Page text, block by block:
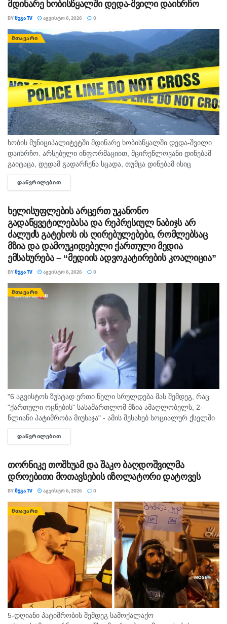
მდინარე ხობისწყალში დედა-შვილი დაიხრჩო
BYᲛᲔᲒᲐ TV ᲐᲒᲕᲘᲡᲢᲝ 6, 2026 0
ᲛᲗᲐᲕᲐᲠᲘ
ხობის მუნიციპალიტეტში მდინარე ხობისწყალში დედა-შვილი
დაიხრჩო. არსებული ინფორმაციით, მცირეწლოვანი დინებამ
გაიტაცა, დედამ გადარჩენა სცადა, თუმცა დინებამ ისიც
გაიტაცა. ბავშვის ცხედარი ადგილობრივმა იპოვა და
მდინარიდან ამოასვენა. დედის სამძებრო-სამაშველო
ᲓᲐᲬᲕᲠᲘᲚᲔᲑᲘᲗ
ხელისუფლების არცერთ უკანონო
გადაწყვეტილებასა და რეპრესიულ ნაბიჯს არ
ძალუძს გატეხოს ის ღირებულებები, რომლებსაც
მზია და დამოუკიდებელი ქართული მედია
ემსახურება – “მედიის ადვოკატირების კოალიცია”
BYᲛᲔᲒᲐ TV ᲐᲒᲕᲘᲡᲢᲝ 6, 2026 0
ᲛᲗᲐᲕᲐᲠᲘ
"6 აგვისტოს ზუსტად ერთი წელი სრულდება მას შემდეგ, რაც
"ქართული ოცნების" სასამართლომ მზია ამაღლობელს, 2-
წლიანი პატიმრობა მიუსაჯა" - ამის შესახებ სოციალურ ქსელში
"მედიის ადვოკატირების კოალიცია" წერს და დაკავებულ
ჟურნალისტს სოლიდარობას უცხადებს. ორგანიზაცია...
ᲓᲐᲬᲕᲠᲘᲚᲔᲑᲘᲗ
თორნიკე თოშხუამ და შაკო ბაღდოშვილმა
დროებითი მოთავსების იზოლატორი დატოვეს
BYᲛᲔᲒᲐ TV ᲐᲒᲕᲘᲡᲢᲝ 6, 2026 0
ᲛᲗᲐᲕᲐᲠᲘ
5-დღიანი პატიმრობის შემდეგ სამოქალაქო